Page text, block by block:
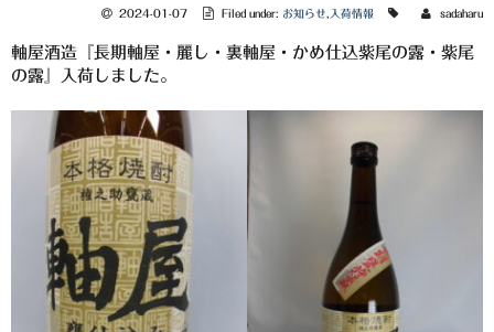
入荷情報
オリジナルラベル
店主おすすめ
数量限定
希少焼酎
2024-01-07 Filed under: お知らせ 入荷情報 sadaharu
軸屋酒造『長期軸屋・麗し・裏軸屋・かめ仕込紫尾の露・紫尾
の露』入荷しました。